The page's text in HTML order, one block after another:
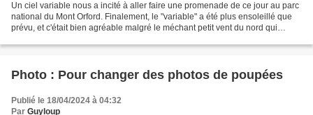
Un ciel variable nous a incité à aller faire une promenade de ce jour au parc
national du Mont Orford. Finalement, le "variable" a été plus ensoleillé que
prévu, et c'était bien agréable malgré le méchant petit vent du nord qui
Photo : Pour changer des photos de poupées
Publié le 18/04/2024 à 04:32
Par Guyloup